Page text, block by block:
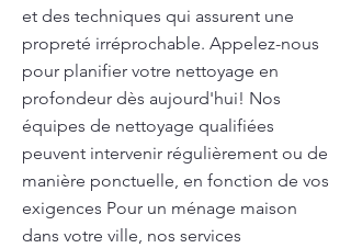
et des techniques qui assurent une
propreté irréprochable. Appelez-nous
pour planifier votre nettoyage en
profondeur dès aujourd'hui! Nos
équipes de nettoyage qualifiées
peuvent intervenir régulièrement ou de
manière ponctuelle, en fonction de vos
exigences Pour un ménage maison
dans votre ville, nos services